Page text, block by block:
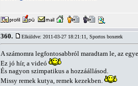
360. Elküldve: 2011-03-27 18:21:11, Sportos boxerek
A számomra legfontosabbról maradtam le, az
Ez jó hír, a videó
És nagyon szimpatikus a hozzáállásod.
Missy remek kutya, remek kezekben.